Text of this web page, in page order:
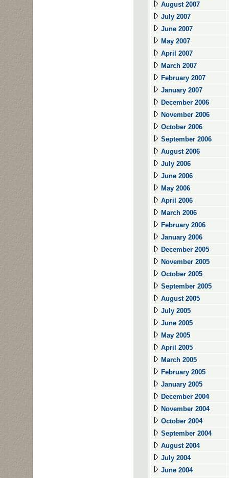
August 2007
July 2007
June 2007
May 2007
April 2007
March 2007
February 2007
January 2007
December 2006
November 2006
October 2006
September 2006
August 2006
July 2006
June 2006
May 2006
April 2006
March 2006
February 2006
January 2006
December 2005
November 2005
October 2005
September 2005
August 2005
July 2005
June 2005
May 2005
April 2005
March 2005
February 2005
January 2005
December 2004
November 2004
October 2004
September 2004
August 2004
July 2004
June 2004